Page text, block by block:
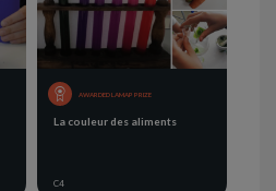
AWARDED LAMAP PRIZE
La couleur des aliments
C4